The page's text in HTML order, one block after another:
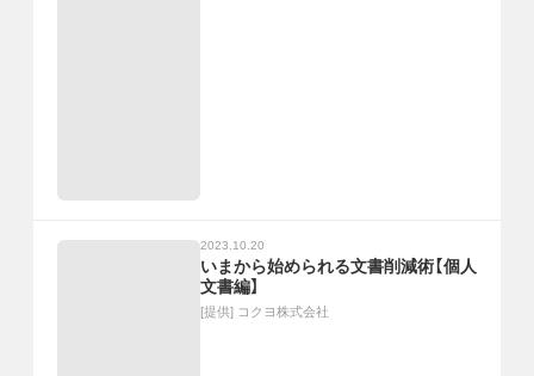
2023.10.20
いまから始められる文書削減術【個人
文書編】
[提供] コクヨ株式会社